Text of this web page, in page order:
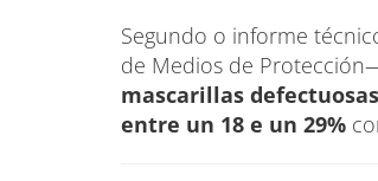
Segundo o informe
de Medios de
mascarillas
entre un 18 e un 29%